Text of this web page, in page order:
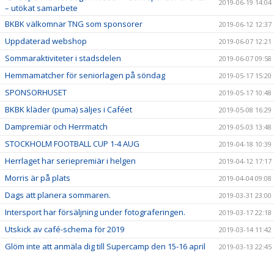
– utökat samarbete
2019-06-19 14:04
BKBK välkomnar TNG som sponsorer 2019-06-12 12:37
Uppdaterad webshop 2019-06-07 12:21
Sommaraktiviteter i stadsdelen 2019-06-07 09:58
Hemmamatcher för seniorlagen på söndag 2019-05-17 15:20
SPONSORHUSET 2019-05-17 10:48
BKBK kläder (puma) säljes i Caféet 2019-05-08 16:29
Dampremiär och Herrmatch 2019-05-03 13:48
STOCKHOLM FOOTBALL CUP 1-4 AUG 2019-04-18 10:39
Herrlaget har seriepremiär i helgen 2019-04-12 17:17
Morris är på plats 2019-04-04 09:08
Dags att planera sommaren. 2019-03-31 23:00
Intersport har försäljning under fotograferingen. 2019-03-17 22:18
Utskick av café-schema för 2019 2019-03-14 11:42
Glöm inte att anmäla dig till Supercamp den 15-16 april 2019-03-13 22:45